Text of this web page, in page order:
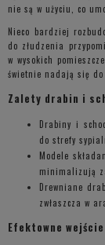
nie są w użyciu, co
Nieco bardziej
do złudzenia
w wysokich
świetnie nadają się do
Zalety drabin i
Drabiny i
do strefy
Modele
minimalizują
Drewniane
zwłaszcza w
Efektowne